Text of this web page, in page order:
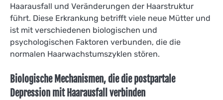
Haarausfall und Veränderungen der Haarstruktur
führt. Diese Erkrankung betrifft viele neue Mütter und
ist mit verschiedenen biologischen und
psychologischen Faktoren verbunden, die die
normalen Haarwachstumszyklen stören.
Biologische Mechanismen, die die postpartale
Depression mit Haarausfall verbinden